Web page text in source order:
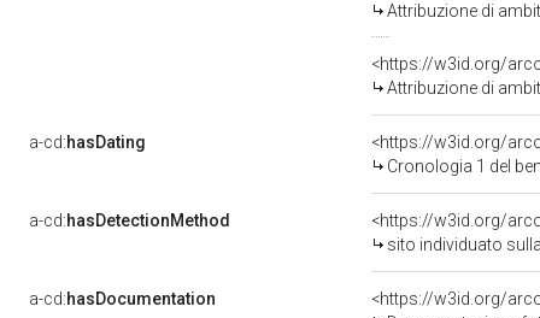
Attribuzione di
<https://w3id.org/
Attribuzione di
a-cd:hasDating
<https://w3id.org/
Cronologia 1 del
a-cd:hasDetectionMethod
<https://w3id.org/
sito individuato
a-cd:hasDocumentation